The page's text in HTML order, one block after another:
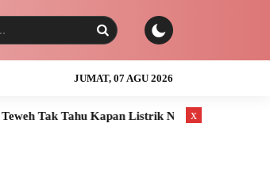
JUMAT, 07 AGU 2026
Tak Tahu Kapan Listrik Normal x